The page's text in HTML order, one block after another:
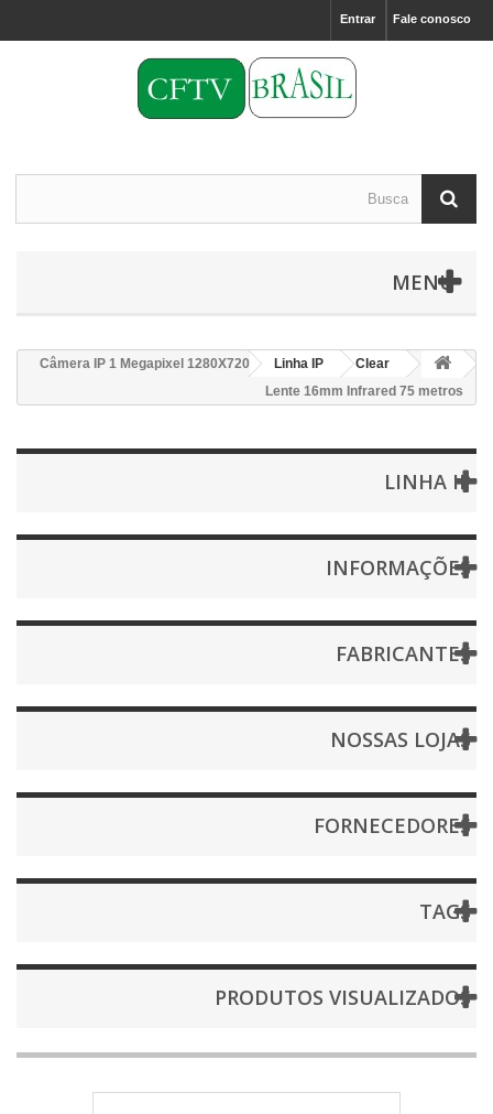
Fale conosco
Entrar
MENU
Clear
Linha IP
Câmera IP 1 Megapixel 1280X720P
Lente 16mm Infrared 75 metros
LINHA IP
INFORMAÇÕES
FABRICANTES
NOSSAS LOJAS
FORNECEDORES
TAGS
PRODUTOS VISUALIZADOS